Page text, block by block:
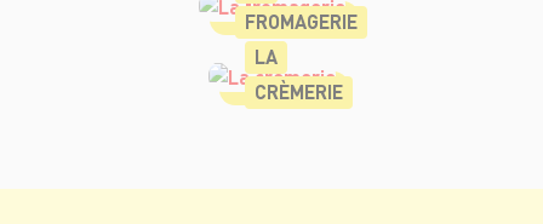
FROMAGERIE
LA
CRÈMERIE